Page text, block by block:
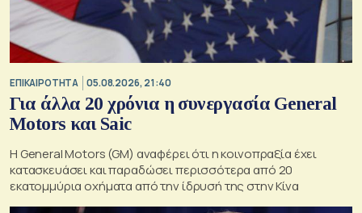
ΕΠΙΚΑΙΡΟΤΗΤΑ 05.08.2026, 21:40
Για άλλα 20 χρόνια η συνεργασία General
Motors και Saic
Η General Motors (GM) αναφέρει ότι η κοινοπραξία έχει
κατασκευάσει και παραδώσει περισσότερα από 20
εκατομμύρια οχήματα από την ίδρυσή της στην Κίνα